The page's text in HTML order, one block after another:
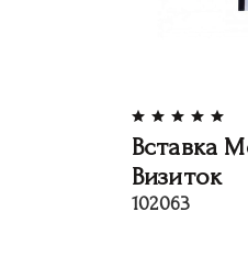
Вставка
Визиток
102063